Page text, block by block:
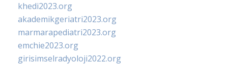
khedi2023.org
akademikgeriatri2023.org
marmarapediatri2023.org
emchie2023.org
girisimselradyoloji2022.org